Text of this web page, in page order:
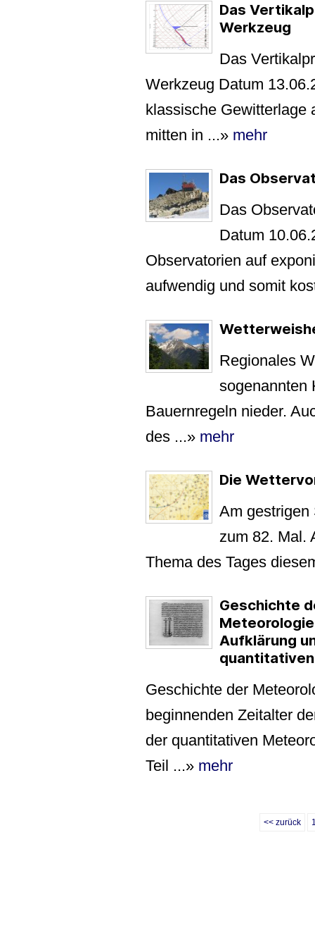
Das
Werkzeug
Das
Werkzeug Datum
klassische Gewitterlage
mitten in ...» mehr
Das
Das
Datum
Observatorien auf
aufwendig und somit
Regionales
sogenannten
Bauernregeln nieder.
des ...» mehr
Die
Am gestrigen
zum 82. Mal.
Thema des Tages
Geschichte
Aufklärung
Geschichte der
beginnenden Zeitalter
der quantitativen
Teil ...» mehr
<< zurück